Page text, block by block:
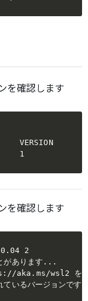
を確認します
VERSION
1
を確認します
2
があります...
aka.ms/wsl2 を参
ているバージョンです